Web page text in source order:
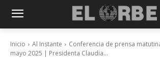
Inicio Al Instante
Conferencia de prensa
mayo 2025 | Presidenta Claudia...